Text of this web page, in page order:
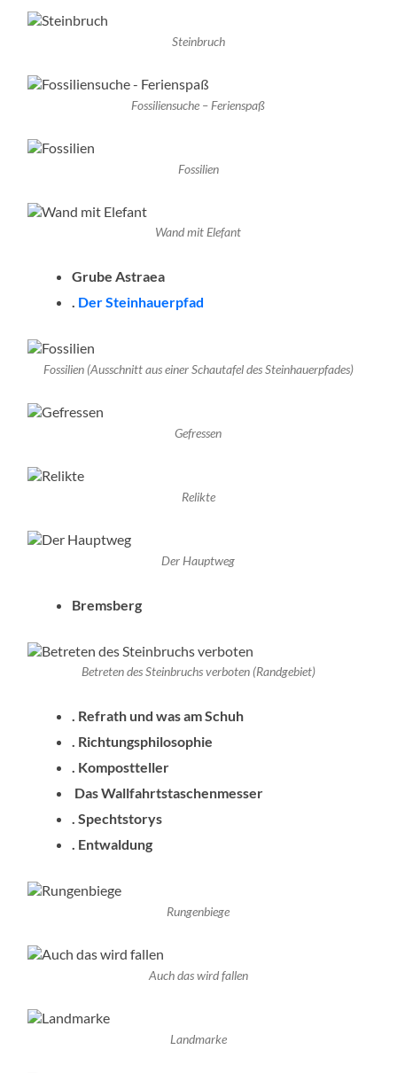
Steinbruch
Fossiliensuche – Ferienspaß
Fossilien
Wand mit Elefant
Grube Astraea
. Der Steinhauerpfad
Fossilien (Ausschnitt aus einer Schautafel des Steinhauerpfades)
Gefressen
Relikte
Der Hauptweg
Bremsberg
Betreten des Steinbruchs verboten (Randgebiet)
. Refrath und was am Schuh
. Richtungsphilosophie
. Kompostteller
Das Wallfahrtstaschenmesser
. Spechtstorys
. Entwaldung
Rungenbiege
Auch das wird fallen
Landmarke